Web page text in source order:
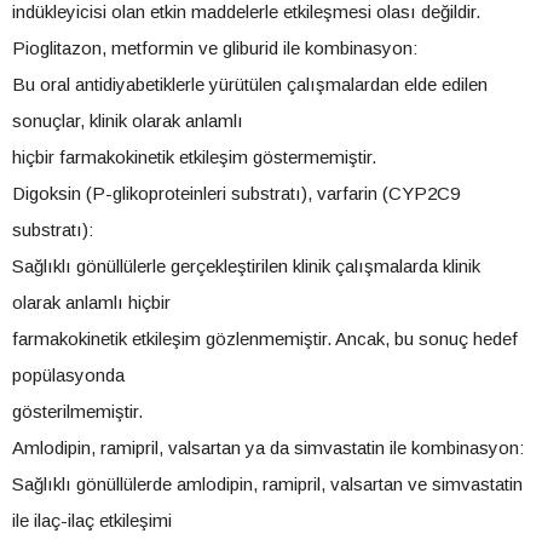
indükleyicisi olan etkin maddelerle etkileşmesi olası değildir.
Pioglitazon, metformin ve gliburid ile kombinasyon:
Bu oral antidiyabetiklerle yürütülen çalışmalardan elde edilen
sonuçlar, klinik olarak anlamlı
hiçbir farmakokinetik etkileşim göstermemiştir.
Digoksin (P-glikoproteinleri substratı), varfarin (CYP2C9
substratı):
Sağlıklı gönüllülerle gerçekleştirilen klinik çalışmalarda klinik
olarak anlamlı hiçbir
farmakokinetik etkileşim gözlenmemiştir. Ancak, bu sonuç hedef
popülasyonda
gösterilmemiştir.
Amlodipin, ramipril, valsartan ya da simvastatin ile kombinasyon:
Sağlıklı gönüllülerde amlodipin, ramipril, valsartan ve simvastatin
ile ilaç-ilaç etkileşimi